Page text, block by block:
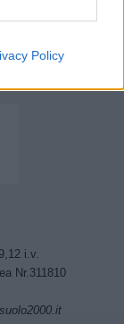
Policy
i.v.
Nr.311810